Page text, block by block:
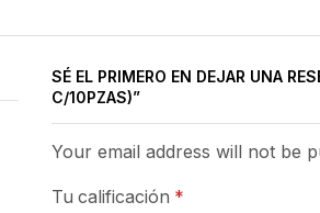
SÉ EL PRIMERO EN DEJAR UNA
C/10PZAS)”
Your email address will not be
Tu calificación *